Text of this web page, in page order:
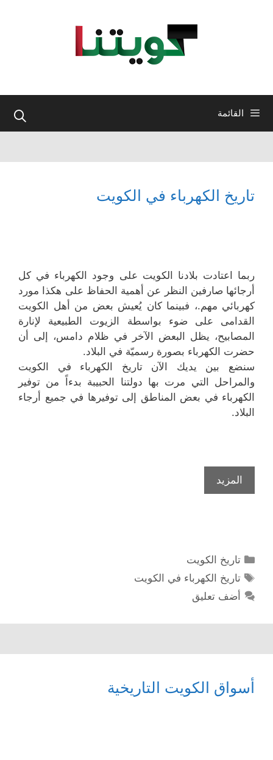
القائمة
تاريخ الكهرباء في الكويت
ربما اعتادت بلادنا الكويت على وجود الكهرباء في كل
أرجائها صارفين النظر عن أهمية الحفاظ على هكذا مورد
كهربائي مهم.، فبينما كان يُعيش بعض من أهل الكويت
القدامى على ضوء بواسطة الزيوت الطبيعية لإنارة
المصابيح، يظل البعض الآخر في ظلام دامس، إلى أن
حضرت الكهرباء بصورة رسميّة في البلاد.
سنضع بين يديك الآن تاريخ الكهرباء في الكويت
والمراحل التي مرت بها دولتنا الحبيبة بدءاً من توفير
الكهرباء في بعض المناطق إلى توفيرها في جميع أرجاء
البلاد.
المزيد
الكهرباء
التصنيفات
تاريخ الكويت
الوسوم
تاريخ الكهرباء في الكويت
أضف تعليق
أسواق الكويت التاريخية